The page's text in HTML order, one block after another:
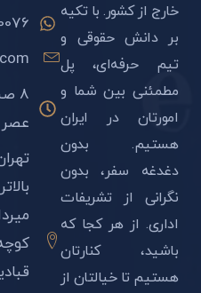
خارج از کشور. با تکیه
بر دانش حقوقی و
تیم حرفه‌ای، پل
مطمئنی بین شما و
امورتان در ایران
هستیم. بدون
دغدغه سفر، بدون
نگرانی از تشریفات
اداری. از هر کجا که
باشید، کنارتان
هستیم تا خیالتان از
عصر